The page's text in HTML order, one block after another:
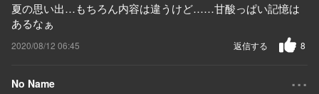
夏の思い出…もちろん内容は違うけど……甘酸っぱい記憶は
あるなぁ
2020/08/12 06:45 8
返信する
No Name ...